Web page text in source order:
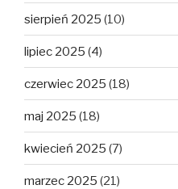
sierpień 2025 (10)
lipiec 2025 (4)
czerwiec 2025 (18)
maj 2025 (18)
kwiecień 2025 (7)
marzec 2025 (21)